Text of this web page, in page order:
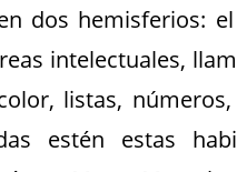
dos hemisferios:
intelectuales,
listas,
estén estas